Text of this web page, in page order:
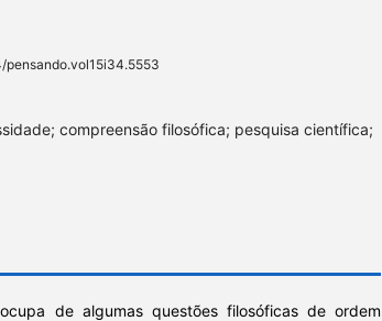
pensando.vol15i34.5553
compreensão filosófica; pesquisa científica;
de algumas questões filosóficas de ordem